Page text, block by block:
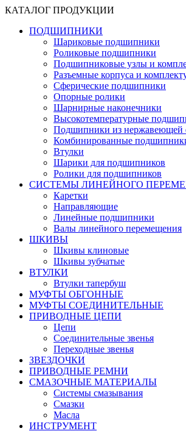
КАТАЛОГ ПРОДУКЦИИ
ПОДШИПНИКИ
Шариковые подшипники
Роликовые подшипники
Подшипниковые узлы и
Разъемные корпуса и
Сферические подшипники
Опорные ролики
Шарнирные наконечники
Высокотемпературные
Подшипники из нержавеющей
Комбинированные
Втулки
Шарики для подшипников
Ролики для подшипников
СИСТЕМЫ ЛИНЕЙНОГО
Каретки
Направляющие
Линейные подшипники
Валы линейного перемещения
ШКИВЫ
Шкивы клиновые
Шкивы зубчатые
ВТУЛКИ
Втулки тапербуш
МУФТЫ ОБГОННЫЕ
МУФТЫ СОЕДИНИТЕЛЬНЫЕ
ПРИВОДНЫЕ ЦЕПИ
Цепи
Соединительные звенья
Переходные звенья
ЗВЕЗДОЧКИ
ПРИВОДНЫЕ РЕМНИ
СМАЗОЧНЫЕ МАТЕРИАЛЫ
Системы смазывания
Смазки
Масла
ИНСТРУМЕНТ